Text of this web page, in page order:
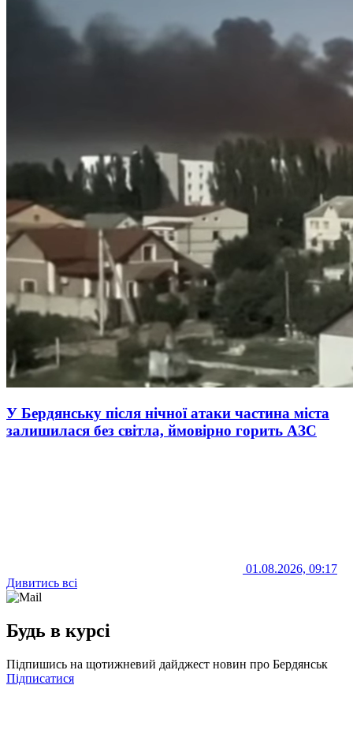
У Бердянську після нічної атаки частина міста
залишилася без світла, ймовірно горить АЗС
01.08.2026, 09:17
Дивитись всі
Будь в курсі
Підпишись на щотижневий дайджест новин про Бердянськ
Підписатися